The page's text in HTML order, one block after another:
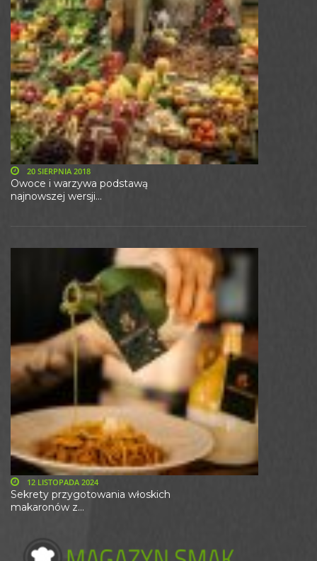
Owoce i warzywa podstawą
najnowszej wersji...
20 SIERPNIA 2018
Sekrety przygotowania włoskich
makaronów z...
12 LISTOPADA 2024